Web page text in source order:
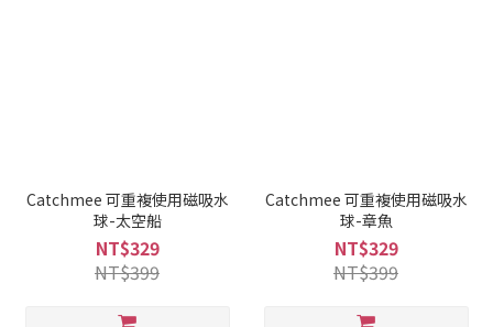
Catchmee 可重複使用磁吸水
球-太空船
NT$329
NT$399
Catchmee 可重複使用磁吸水
球-章魚
NT$329
NT$399